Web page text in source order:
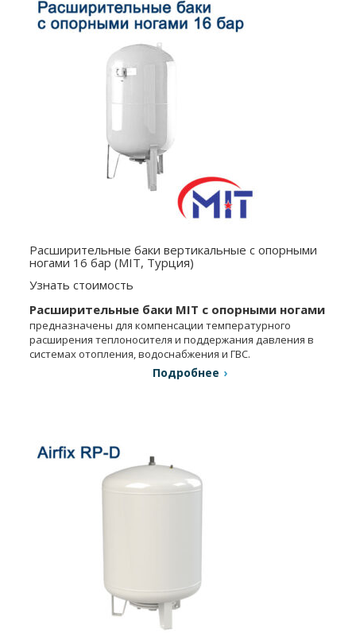
Расширительные баки вертикальные с опорными
ногами 16 бар (MIT, Турция)
Узнать стоимость
Расширительные баки MIT с опорными ногами
предназначены для компенсации температурного
расширения теплоносителя и поддержания давления в
системах отопления, водоснабжения и ГВС.
Подробнее